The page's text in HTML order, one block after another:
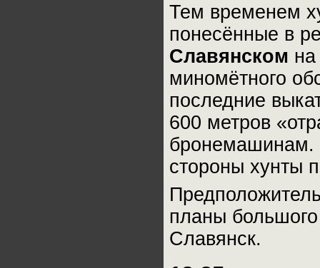
Тем временем
понесённые в
Славянском на
миномётного
последние
600 метров
бронемашинам.
стороны хунты
планы
Славянск.